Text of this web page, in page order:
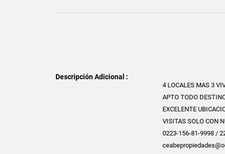
Descripción Adicional :
4 LOCALES MAS 3
APTO TODO
EXCELENTE
VISITAS SOLO CON
0223-156-81-9998 /